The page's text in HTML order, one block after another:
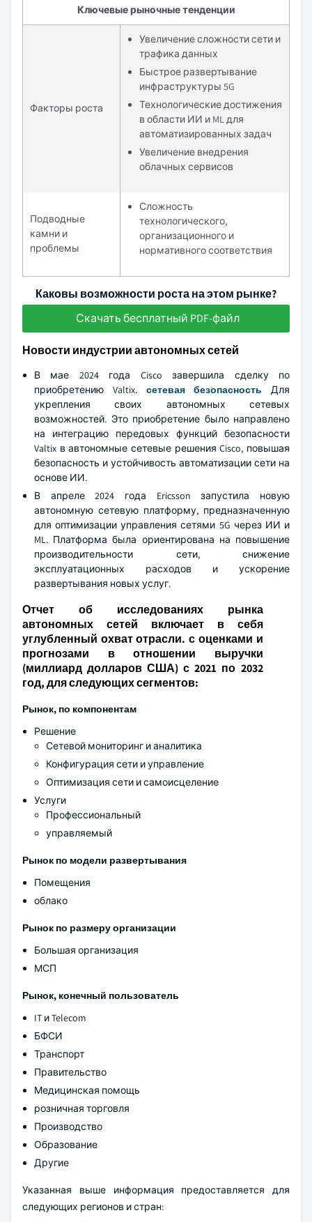
Ключевые рыночные тенденции
Факторы роста
Увеличение сложности сети и
трафика данных
Быстрое развертывание
инфраструктуры 5G
Технологические достижения
в области ИИ и ML для
автоматизированных задач
Увеличение внедрения
облачных сервисов
Подводные
камни и
проблемы
Сложность
технологического,
организационного и
нормативного соответствия
Каковы возможности роста на этом рынке?
Скачать бесплатный PDF-файл
Новости индустрии автономных сетей
В мае 2024 года Cisco завершила сделку по
приобретению Valtix. сетевая безопасность Для
укрепления своих автономных сетевых
возможностей. Это приобретение было направлено
на интеграцию передовых функций безопасности
Valtix в автономные сетевые решения Cisco, повышая
безопасность и устойчивость автоматизации сети на
основе ИИ.
В апреле 2024 года Ericsson запустила новую
автономную сетевую платформу, предназначенную
для оптимизации управления сетями 5G через ИИ и
ML. Платформа была ориентирована на повышение
производительности сети, снижение
эксплуатационных расходов и ускорение
развертывания новых услуг.
Отчет об исследованиях рынка
автономных сетей включает в себя
углубленный охват отрасли. с оценками и
прогнозами в отношении выручки
(миллиард долларов США) с 2021 по 2032
год, для следующих сегментов:
Рынок, по компонентам
Решение
Сетевой мониторинг и аналитика
Конфигурация сети и управление
Оптимизация сети и самоисцеление
Услуги
Профессиональный
управляемый
Рынок по модели развертывания
Помещения
облако
Рынок по размеру организации
Большая организация
МСП
Рынок, конечный пользователь
IT и Telecom
БФСИ
Транспорт
Правительство
Медицинская помощь
розничная торговля
Производство
Образование
Другие
Указанная выше информация предоставляется для
следующих регионов и стран: